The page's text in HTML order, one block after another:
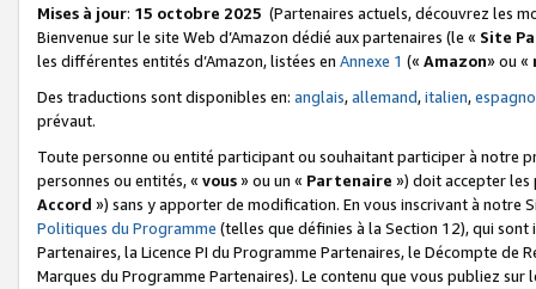
Mises à jour: 15 octobre 2025 (Partenaires actuels, découvrez les
Bienvenue sur le site Web d’Amazon dédié aux partenaires (le « Site
les différentes entités d’Amazon, listées en Annexe 1 (« Amazon» ou «
Des traductions sont disponibles en: anglais,allemand,italien,
prévaut.
Toute personne ou entité participant ou souhaitant participer à notre
personnes ou entités, « vous» ou un « Partenaire ») doit accepter les
Accord ») sans y apporter de modification. En vous inscrivant à notre
Politiques du Programme (telles que définies à la Section 12), qui
Partenaires, la Licence PI du Programme Partenaires, le Décompte de
Marques du Programme Partenaires). Le contenu que vous publiez